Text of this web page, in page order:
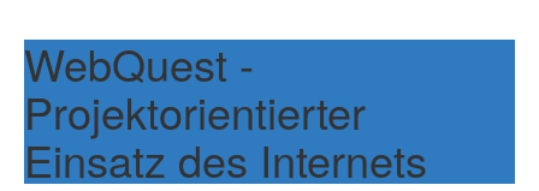
WebQuest -
Projektorientierter
Einsatz des Internets